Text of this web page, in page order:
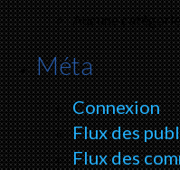
Aucune catégorie
Méta
Connexion
Flux des
Flux des